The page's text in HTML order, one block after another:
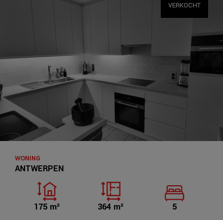
VERKOCHT
ANTWERPEN
WONING
5
364 m²
175 m²